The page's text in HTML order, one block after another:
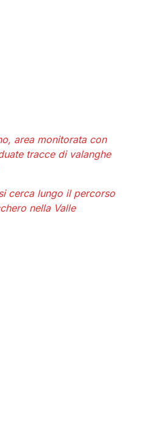
area monitorata con
tracce di valanghe
cerca lungo il percorso
nella Valle